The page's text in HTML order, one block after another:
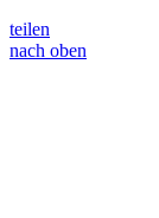
teilen
nach oben